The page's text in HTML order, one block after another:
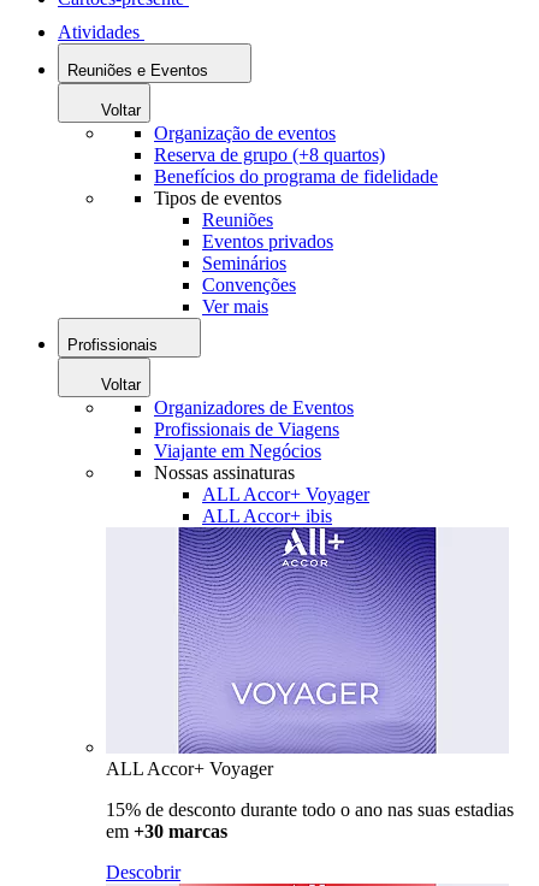
Atividades
Reuniões e Eventos
Voltar
Organização de eventos
Reserva de grupo (+8 quartos)
Benefícios do programa de fidelidade
Tipos de eventos
Reuniões
Eventos privados
Seminários
Convenções
Ver mais
Profissionais
Voltar
Organizadores de Eventos
Profissionais de Viagens
Viajante em Negócios
Nossas assinaturas
ALL Accor+ Voyager
ALL Accor+ ibis
ALL Accor+ Voyager
15% de desconto durante todo o ano nas suas estadias
em +30 marcas
Descobrir